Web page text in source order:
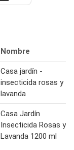
Nombre
Casa jardín -
insecticida rosas y
lavanda
Casa Jardín
Insecticida Rosas y
Lavanda 1200 ml